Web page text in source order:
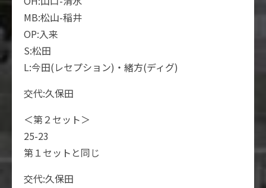
MB:松山-稲井
OP:入来
S:松田
L:今田(レセプション)・緒方(ディグ)
交代:久保田
＜第２セット＞
25-23
第１セットと同じ
交代:久保田